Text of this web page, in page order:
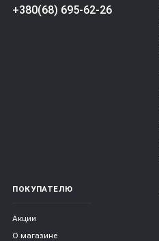
+380(68) 695-62-26
ПОКУПАТЕЛЮ
Акции
О магазине